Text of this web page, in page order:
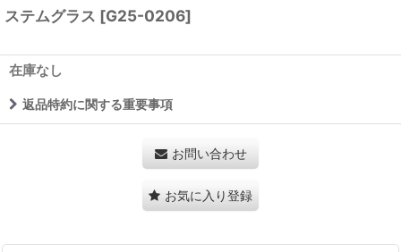
ステムグラス [G25-0206]
在庫なし
返品特約に関する重要事項
お問い合わせ
お気に入り登録